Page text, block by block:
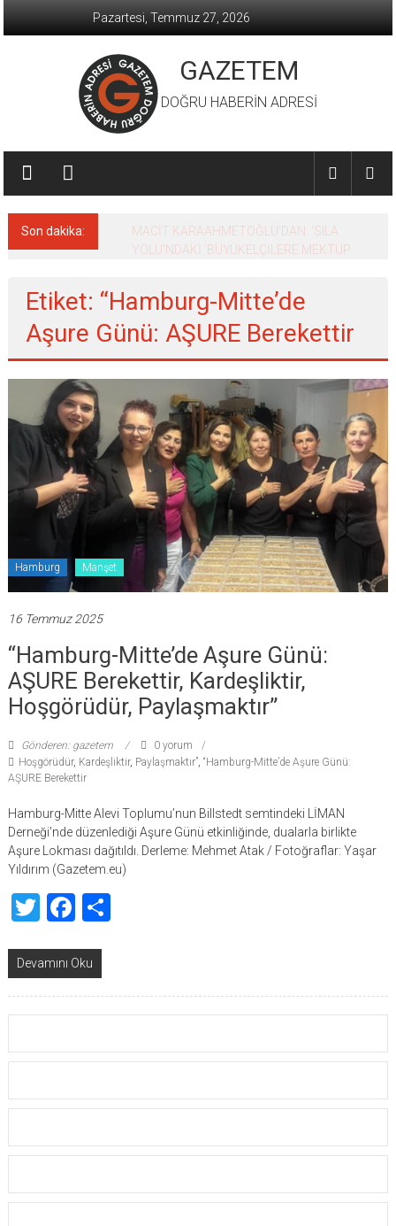
Pazartesi, Temmuz 27, 2026
GAZETEM
DOĞRU HABERİN ADRESİ
Son dakika:
MACİT KARAAHMETOĞLU’DAN ‘SILA
YOLU’NDAKİ ’BÜYÜKELÇİLERE MEKTUP
Etiket: “Hamburg-Mitte’de
Aşure Günü: AŞURE Berekettir
Hamburg Manşet
16 Temmuz 2025
“Hamburg-Mitte’de Aşure Günü:
AŞURE Berekettir, Kardeşliktir,
Hoşgörüdür, Paylaşmaktır”
Gönderen: gazetem
0 yorum
Hoşgörüdür, Kardeşliktir, Paylaşmaktır”, “Hamburg-Mitte’de Aşure Günü:
AŞURE Berekettir
Hamburg-Mitte Alevi Toplumu’nun Billstedt semtindeki LİMAN
Derneği’nde düzenlediği Aşure Günü etkinliğinde, dualarla birlikte
Aşure Lokması dağıtıldı. Derleme: Mehmet Atak / Fotoğraflar: Yaşar
Yıldırım (Gazetem.eu)
TwitterFacebook
Share
Devamını Oku